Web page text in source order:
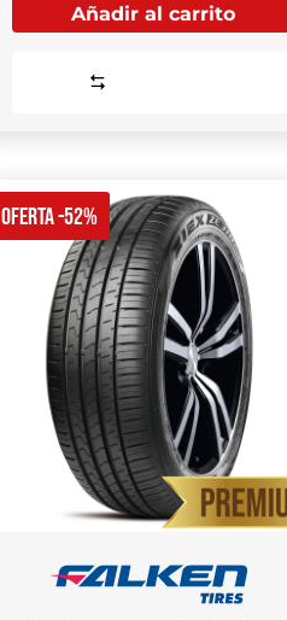
Añadir al carrito
OFERTA -52%